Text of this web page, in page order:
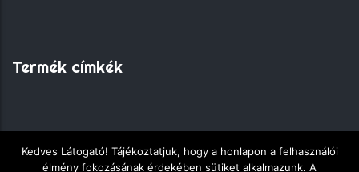
Termék címkék
Copyright © 2018 - Fekete Sas Gyorsétkezde - Minden jog
Kedves Látogató! Tájékoztatjuk, hogy a honlapon a felhasználói
élmény fokozásának érdekében sütiket alkalmazunk. A